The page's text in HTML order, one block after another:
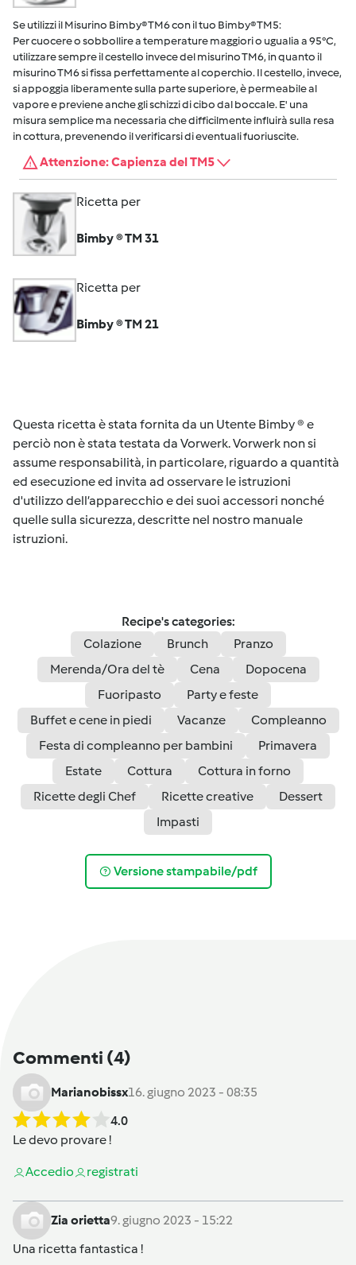
Se utilizzi il Misurino Bimby® TM6 con il tuo Bimby® TM5:
Per cuocere o sobbollire a temperature maggiori o ugualia a 95°C,
utilizzare sempre il cestello invece del misurino TM6, in quanto il
misurino TM6 si fissa perfettamente al coperchio. Il cestello, invece,
si appoggia liberamente sulla parte superiore, è permeabile al
vapore e previene anche gli schizzi di cibo dal boccale. E' una
misura semplice ma necessaria che difficilmente influirà sulla resa
in cottura, prevenendo il verificarsi di eventuali fuoriuscite.
Attenzione: Capienza del TM5
Ricetta per
Bimby ® TM 31
Ricetta per
Bimby ® TM 21
Questa ricetta è stata fornita da un Utente Bimby ® e
perciò non è stata testata da Vorwerk. Vorwerk non si
assume responsabilità, in particolare, riguardo a quantità
ed esecuzione ed invita ad osservare le istruzioni
d'utilizzo dell’apparecchio e dei suoi accessori nonché
quelle sulla sicurezza, descritte nel nostro manuale
istruzioni.
Recipe's categories:
Colazione
Brunch
Pranzo
Merenda/Ora del tè
Cena
Dopocena
Fuoripasto
Party e feste
Buffet e cene in piedi
Vacanze
Compleanno
Festa di compleanno per bambini
Primavera
Estate
Cottura
Cottura in forno
Ricette degli Chef
Ricette creative
Dessert
Impasti
Versione stampabile/pdf
Commenti (4)
Marianobissx16. giugno 2023 - 08:35
4.0
Le devo provare !
Accedio registrati
Zia orietta9. giugno 2023 - 15:22
Una ricetta fantastica !